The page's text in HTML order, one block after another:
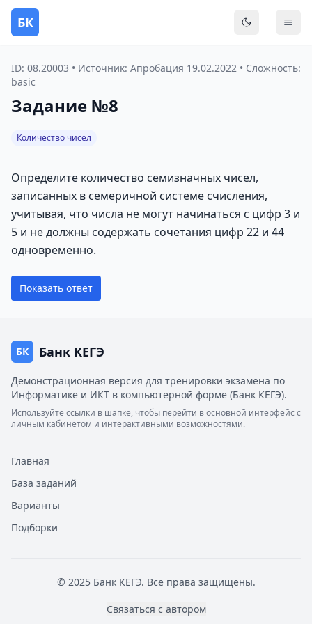
БК
ID: 08.20003 • Источник: Апробация 19.02.2022 • Сложность:
basic
Задание №8
Количество чисел
Определите количество семизначных чисел,
записанных в семеричной системе счисления,
учитывая, что числа не могут начинаться с цифр 3 и
5 и не должны содержать сочетания цифр 22 и 44
одновременно.
Показать ответ
БК Банк КЕГЭ
Демонстрационная версия для тренировки экзамена по
Информатике и ИКТ в компьютерной форме (Банк КЕГЭ).
Используйте ссылки в шапке, чтобы перейти в основной интерфейс с
личным кабинетом и интерактивными возможностями.
Главная
База заданий
Варианты
Подборки
© 2025 Банк КЕГЭ. Все права защищены.
Связаться с автором